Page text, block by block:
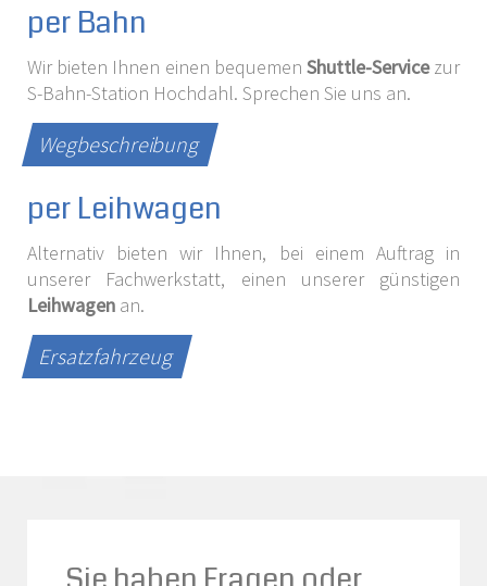
per Bahn
Wir bieten Ihnen einen bequemen Shuttle-Servicezur
S-Bahn-­Station Hochdahl. Sprechen Sie uns an.
Wegbeschreibung
per Leihwagen
Alternativ bieten wir Ihnen, bei einem Auftrag in
unserer Fachwerkstatt, einen unserer günstigen
Leihwagen an.
Ersatzfahrzeug